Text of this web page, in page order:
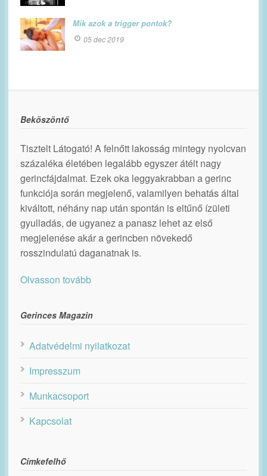
Mik azok a trigger pontok?
05 dec 2019
Beköszöntő
Tisztelt Látogató! A felnőtt lakosság mintegy nyolcvan
százaléka életében legalább egyszer átélt nagy
gerincfájdalmat. Ezek oka leggyakrabban a gerinc
funkciója során megjelenő, valamilyen behatás által
kiváltott, néhány nap után spontán is eltűnő ízületi
gyulladás, de ugyanez a panasz lehet az első
megjelenése akár a gerincben növekedő
rosszindulatú daganatnak is.
Olvasson tovább
Gerinces Magazin
Adatvédelmi nyilatkozat
Impresszum
Munkacsoport
Kapcsolat
Címkefelhő